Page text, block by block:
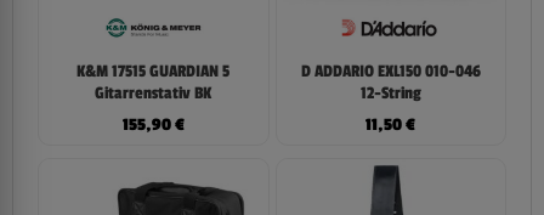
K&M 17515 GUARDIAN 5
Gitarrenstativ BK
155,90€
D ADDARIO EXL150 010-046
12-String
11,50€